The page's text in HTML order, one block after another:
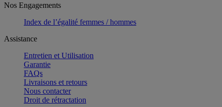
Nos Engagements
Index de l’égalité femmes / hommes
Assistance
Entretien et Utilisation
Garantie
FAQs
Livraisons et retours
Nous contacter
Droit de rétractation